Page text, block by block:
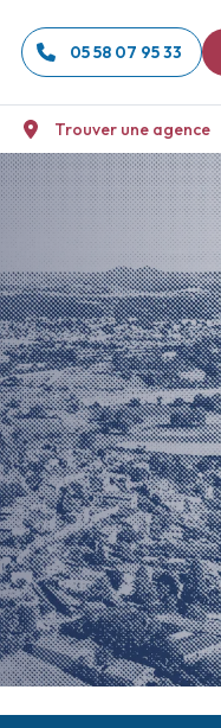
05 58 07 95 33
Trouver une agence